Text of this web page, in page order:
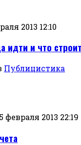
2013 12:10
идти и что
Публицистика
2013 22:19